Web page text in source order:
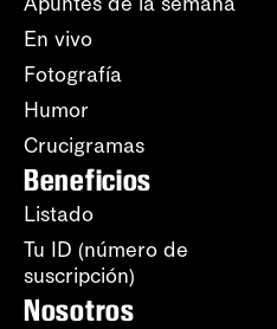
En vivo
Fotografía
Humor
Crucigramas
Beneficios
Listado
Tu ID (número de
suscripción)
Nosotros